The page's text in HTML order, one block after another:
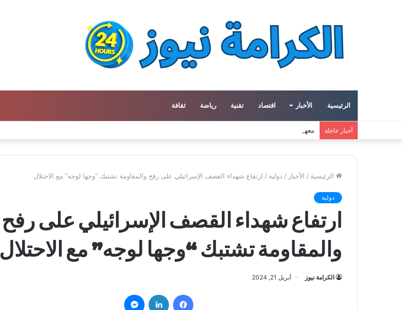
الرئيسية الأخبار اقتصاد تقنية رياضة ثقافة
أخبار عاجلة معهد العالم العربي في باريس يطلق المجلد الثاني من كتالوج لترجمة الفكر العربي إلى الفرنسية
الرئيسية / الأخبار / دولية / ارتفاع شهداء القصف الإسرائيلي على رفح والمقاومة تشتبك “وجها لوجه” مع الاحتلال
دولية
ارتفاع شهداء القصف الإسرائيلي على رفح
والمقاومة تشتبك “وجها لوجه” مع الاحتلال
الكرامة نيوز أبريل 21, 2024
فيسبوك لينكدإن